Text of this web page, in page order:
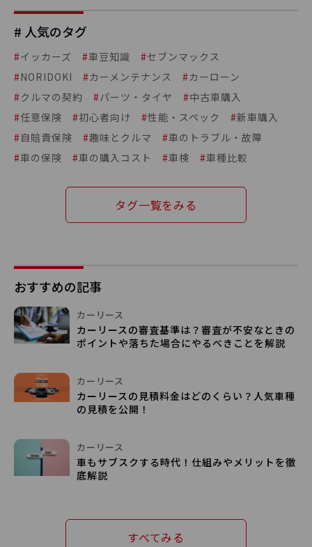
# 人気のタグ
#イッカーズ #車豆知識 #セブンマックス
#NORIDOKI #カーメンテナンス #カーローン
#クルマの契約 #パーツ・タイヤ #中古車購入
#任意保険 #初心者向け #性能・スペック #新車購入
#自賠責保険 #趣味とクルマ #車のトラブル・故障
#車の保険 #車の購入コスト #車検 #車種比較
タグ一覧をみる
おすすめの記事
カーリース
カーリースの審査基準は？審査が不安なときの
ポイントや落ちた場合にやるべきことを解説
カーリース
カーリースの見積料金はどのくらい？人気車種
の見積を公開！
カーリース
車もサブスクする時代！仕組みやメリットを徹
底解説
すべてみる